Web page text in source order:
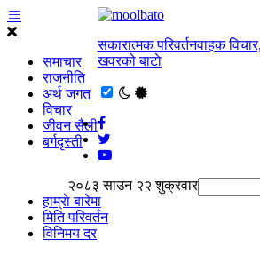
समाचार
राजनीति
अर्थ जगत
विचार
जीवन सैली
बर्गदृस्ती
सकारात्मक परिवर्तनवाहक
खवरको बाटाे
२०८३ साउन २२ शुक्रवार
हाम्राे बारेमा
मिति परिवर्तन
विनिमय दर